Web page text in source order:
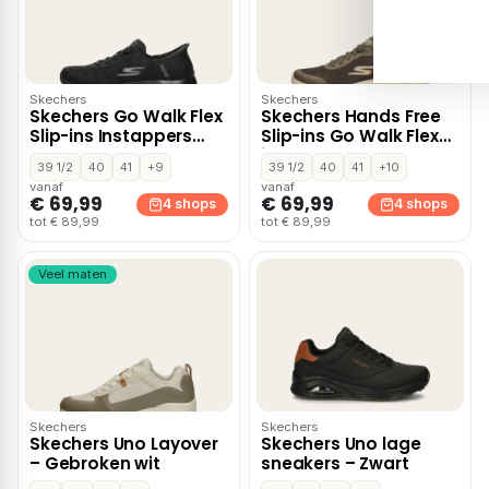
Skechers
Skechers Go Walk Flex
Slip-ins Instappers
zwart
39 1/2 40 41
+9
vanaf
€ 69,99
tot € 89,99
4 shops
Skechers
Skechers Hands Free
Slip-ins Go Walk Flex
instapschoenen –
Bruin
39 1/2 40 41
+10
vanaf
€ 69,99
tot € 89,99
4 shops
Veel maten
Skechers
Skechers Uno Layover
– Gebroken wit
Skechers
Skechers Uno lage
sneakers – Zwart